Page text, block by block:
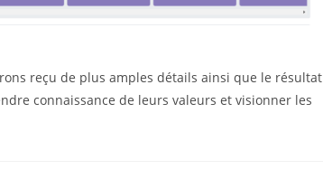
reçu de plus amples détails ainsi que le résultat
connaissance de leurs valeurs et visionner les